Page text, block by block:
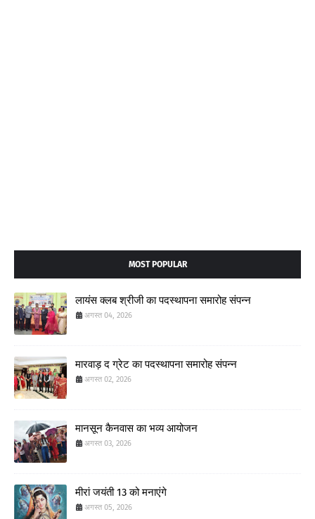
MOST POPULAR
लायंस क्लब श्रीजी का पदस्थापना समारोह संपन्न
अगस्त 04, 2026
मारवाड़ द ग्रेट का पदस्थापना समारोह संपन्न
अगस्त 02, 2026
मानसून कैनवास का भव्य आयोजन
अगस्त 03, 2026
मीरां जयंती 13 को मनाएंगे
अगस्त 05, 2026